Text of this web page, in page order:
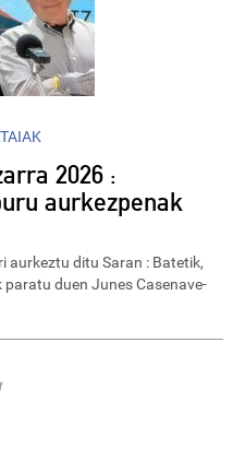
2026 :
aurkezpenak
aurkeztu ditu Saran : Batetik,
duen Junes Casenave-